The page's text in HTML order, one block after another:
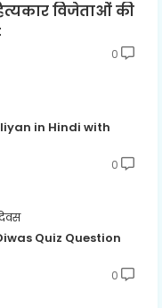
विजेताओं की
0
in Hindi with
0
Diwas Quiz Question
0